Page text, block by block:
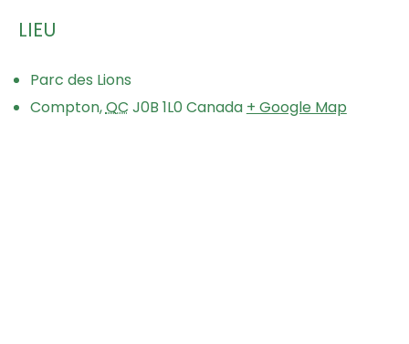
LIEU
Parc des Lions
Compton,QC J0B 1L0Canada + Google Map